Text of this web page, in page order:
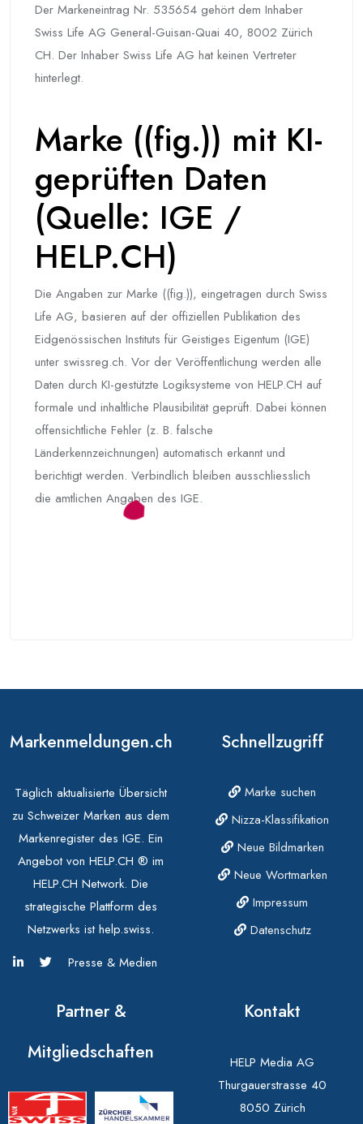
Der Markeneintrag Nr. 535654 gehört dem Inhaber
Swiss Life AG General-Guisan-Quai 40, 8002 Zürich
CH. Der Inhaber Swiss Life AG hat keinen Vertreter
hinterlegt.
Marke ((fig.)) mit KI-
geprüften Daten
(Quelle: IGE /
HELP.CH)
Die Angaben zur Marke ((fig.)), eingetragen durch Swiss
Life AG, basieren auf der offiziellen Publikation des
Eidgenössischen Instituts für Geistiges Eigentum (IGE)
unter swissreg.ch. Vor der Veröffentlichung werden alle
Daten durch KI-gestützte Logiksysteme von HELP.CH auf
formale und inhaltliche Plausibilität geprüft. Dabei können
offensichtliche Fehler (z. B. falsche
Länderkennzeichnungen) automatisch erkannt und
berichtigt werden. Verbindlich bleiben ausschliesslich
die amtlichen Angaben des IGE.
Markenmeldungen.ch
Täglich aktualisierte Übersicht
zu Schweizer Marken aus dem
Markenregister des IGE. Ein
Angebot von HELP.CH ® im
HELP.CH Network. Die
strategische Plattform des
Netzwerks ist help.swiss.
Presse & Medien
Schnellzugriff
Marke suchen
Nizza-Klassifikation
Neue Bildmarken
Neue Wortmarken
Impressum
Datenschutz
Partner &
Mitgliedschaften
Kontakt
HELP Media AG
Thurgauerstrasse 40
8050 Zürich